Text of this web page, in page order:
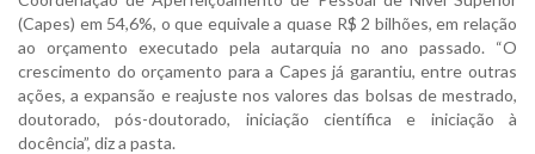
(Capes) em 54,6%, o que equivale a quase R$ 2 bilhões, em relação
ao orçamento executado pela autarquia no ano passado. “O
crescimento do orçamento para a Capes já garantiu, entre outras
ações, a expansão e reajuste nos valores das bolsas de mestrado,
doutorado, pós-doutorado, iniciação científica e iniciação à
docência”, diz a pasta.